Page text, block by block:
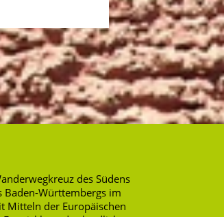
des Südens
Baden-Württembergs im
Mitteln der Europäischen